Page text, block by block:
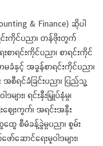
& Finance) ဆိုပါ
းကိုင်ပညာ၊ တန်ဖိုးတွက်
စာရင်းကိုင်ပညာ၊ စာရင်းကိုင်
နှင့် အခွန်စာရင်းကိုင်ပညာ၊
အစီရင်ခံခြင်းပညာ၊ ပြည်သူ့
ျား၊ ရင်းနှီးမြှုပ်နှံမှု၊
ဈေးကွက်၊ အရင်းအနှီး
ေ စီမံခန့်ခွဲမှုပညာ၊ စွမ်း
ောင်ရေးမူဝါဒများ၊